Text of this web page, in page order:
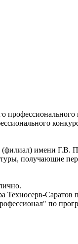
(филиал) имени Г.В.
получающие
Техносерв-Саратов
по